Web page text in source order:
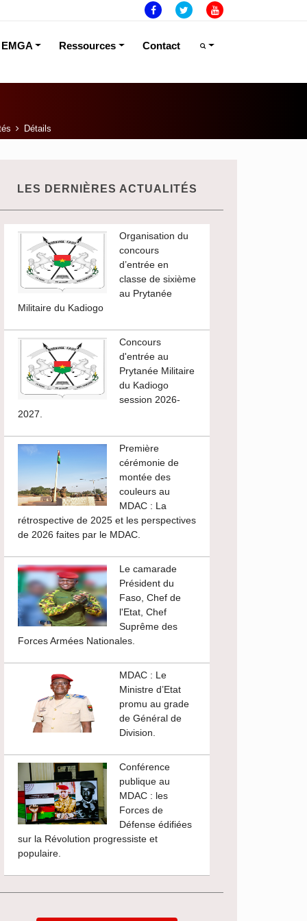
EMGA Ressources Contact
Détails
LES DERNIÈRES ACTUALITÉS
Organisation du
concours
d’entrée en
classe de sixième
au Prytanée
Militaire du Kadiogo
Concours
d'entrée au
Prytanée Militaire
du Kadiogo
session 2026-
2027.
Première
cérémonie de
montée des
couleurs au
MDAC : La
rétrospective de 2025 et les perspectives
de 2026 faites par le MDAC.
Le camarade
Président du
Faso, Chef de
l'Etat, Chef
Suprême des
Forces Armées Nationales.
MDAC : Le
Ministre d’Etat
promu au grade
de Général de
Division.
Conférence
publique au
MDAC : les
Forces de
Défense édifiées
sur la Révolution progressiste et
populaire.